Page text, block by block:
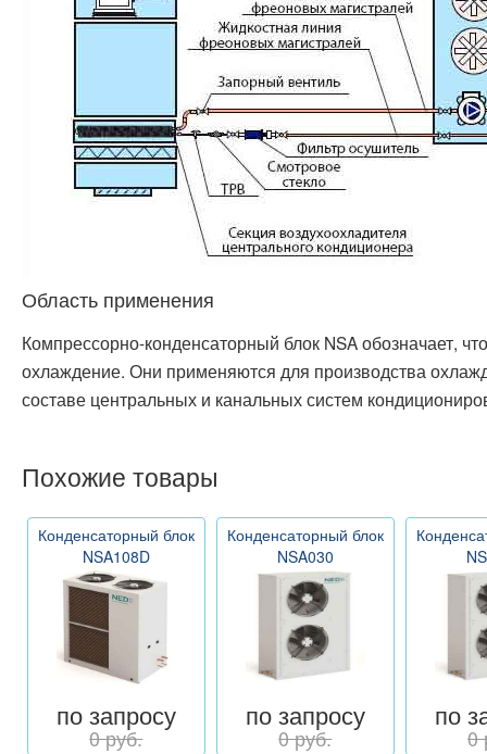
Область применения
Компрессорно-конденсаторный блок NSA обозначает,
охлаждение. Они применяются для производства
составе центральных и канальных систем
Похожие товары
Конденсаторный блок
NSA108D
по запросу
0 руб.
Конденсаторный блок
NSA030
по запросу
0 руб.
по
0